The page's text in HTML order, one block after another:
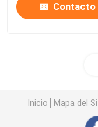
Contacto
Inicio Mapa del